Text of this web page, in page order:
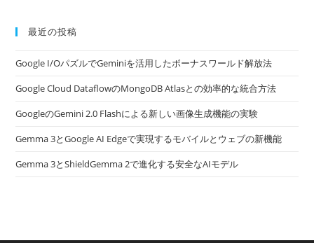
最近の投稿
Google I/OパズルでGeminiを活用したボーナスワールド解放法
Google Cloud DataflowのMongoDB Atlasとの効率的な統合方法
GoogleのGemini 2.0 Flashによる新しい画像生成機能の実験
Gemma 3とGoogle AI Edgeで実現するモバイルとウェブの新機能
Gemma 3とShieldGemma 2で進化する安全なAIモデル